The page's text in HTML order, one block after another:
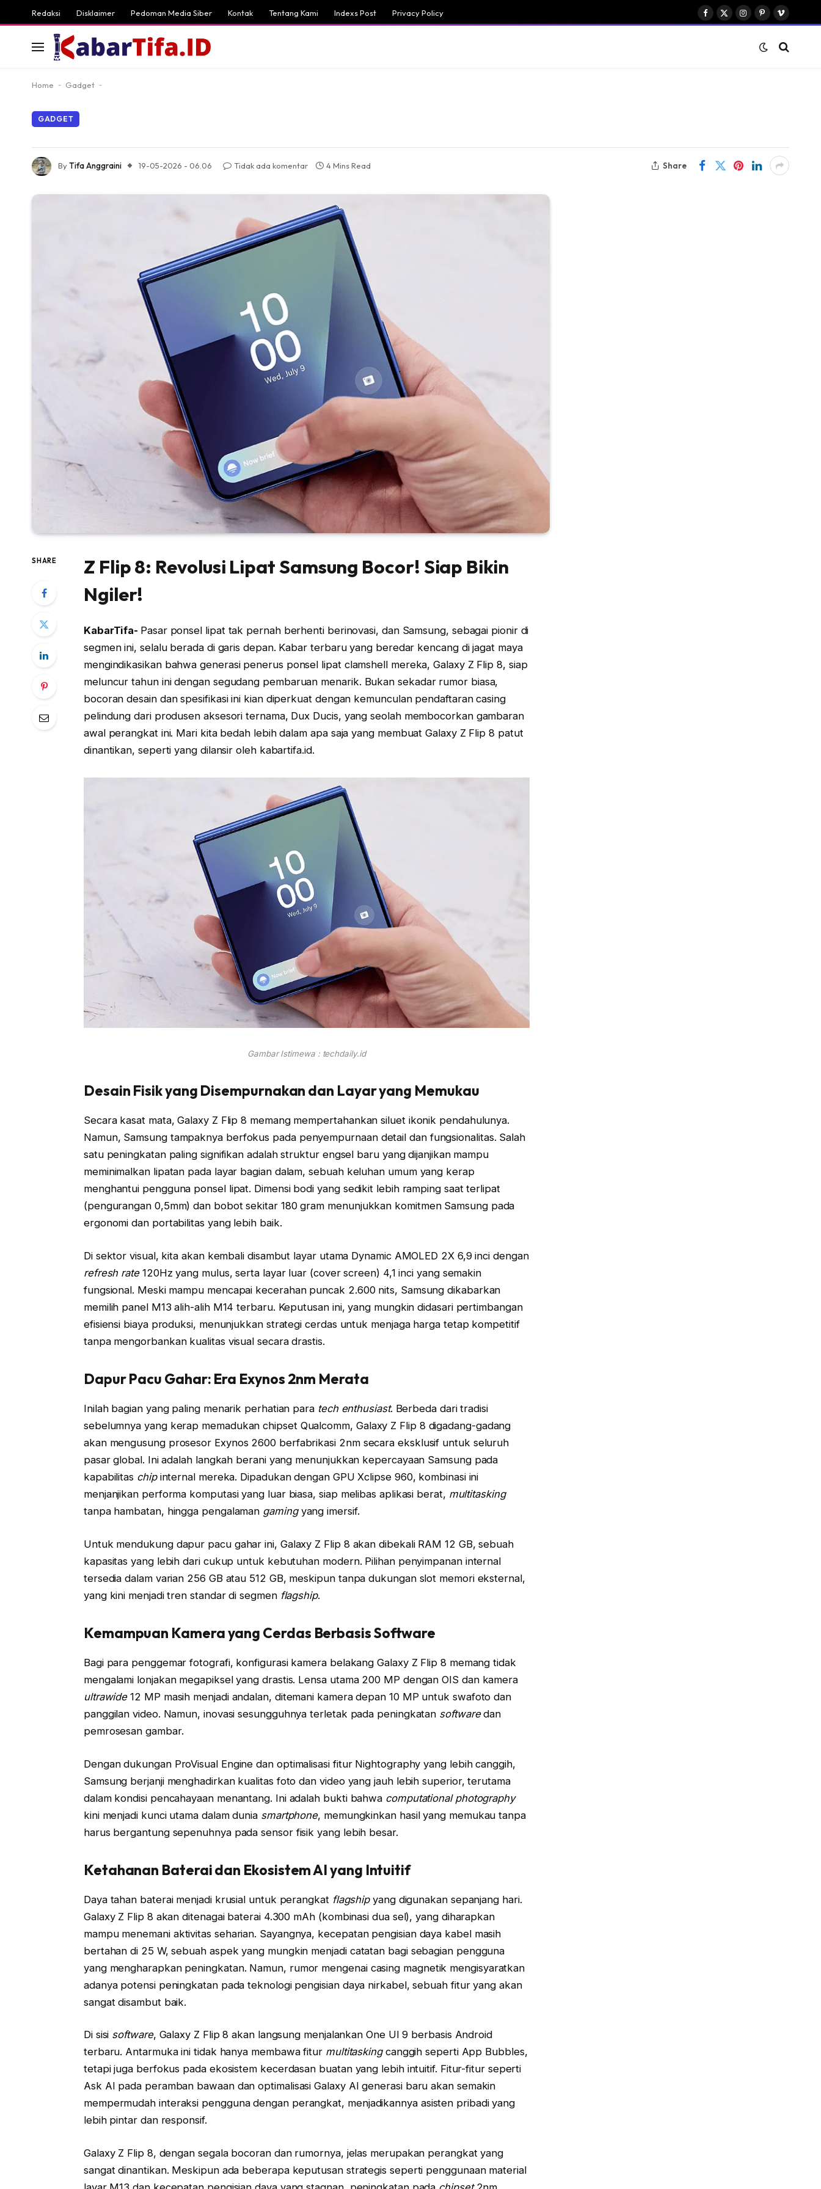
Redaksi Disklaimer Pedoman Media Siber Kontak Tentang Kami Indexs Post Privacy Policy
Facebook
X
Instagram
PinterestVimeo
Home - Gadget -
GADGET
ByTifa Anggraini 19-05-2026 - 06.06 Tidak ada komentar 4 Mins Read Share
SHARE
Z Flip 8: Revolusi Lipat Samsung Bocor! Siap Bikin
Ngiler!
KabarTifa- Pasar ponsel lipat tak pernah berhenti berinovasi, dan Samsung, sebagai pionir di
segmen ini, selalu berada di garis depan. Kabar terbaru yang beredar kencang di jagat maya
mengindikasikan bahwa generasi penerus ponsel lipat clamshell mereka, Galaxy Z Flip 8, siap
meluncur tahun ini dengan segudang pembaruan menarik. Bukan sekadar rumor biasa,
bocoran desain dan spesifikasi ini kian diperkuat dengan kemunculan pendaftaran casing
pelindung dari produsen aksesori ternama, Dux Ducis, yang seolah membocorkan gambaran
awal perangkat ini. Mari kita bedah lebih dalam apa saja yang membuat Galaxy Z Flip 8 patut
dinantikan, seperti yang dilansir oleh kabartifa.id.
Gambar Istimewa : techdaily.id
Desain Fisik yang Disempurnakan dan Layar yang Memukau
Secara kasat mata, Galaxy Z Flip 8 memang mempertahankan siluet ikonik pendahulunya.
Namun, Samsung tampaknya berfokus pada penyempurnaan detail dan fungsionalitas. Salah
satu peningkatan paling signifikan adalah struktur engsel baru yang dijanjikan mampu
meminimalkan lipatan pada layar bagian dalam, sebuah keluhan umum yang kerap
menghantui pengguna ponsel lipat. Dimensi bodi yang sedikit lebih ramping saat terlipat
(pengurangan 0,5mm) dan bobot sekitar 180 gram menunjukkan komitmen Samsung pada
ergonomi dan portabilitas yang lebih baik.
Di sektor visual, kita akan kembali disambut layar utama Dynamic AMOLED 2X 6,9 inci dengan
refresh rate120Hz yang mulus, serta layar luar (cover screen) 4,1 inci yang semakin
fungsional. Meski mampu mencapai kecerahan puncak 2.600 nits, Samsung dikabarkan
memilih panel M13 alih-alih M14 terbaru. Keputusan ini, yang mungkin didasari pertimbangan
efisiensi biaya produksi, menunjukkan strategi cerdas untuk menjaga harga tetap kompetitif
tanpa mengorbankan kualitas visual secara drastis.
Dapur Pacu Gahar: Era Exynos 2nm Merata
Inilah bagian yang paling menarik perhatian para tech enthusiast. Berbeda dari tradisi
sebelumnya yang kerap memadukan chipset Qualcomm, Galaxy Z Flip 8 digadang-gadang
akan mengusung prosesor Exynos 2600 berfabrikasi 2nm secara eksklusif untuk seluruh
pasar global. Ini adalah langkah berani yang menunjukkan kepercayaan Samsung pada
kapabilitas chipinternal mereka. Dipadukan dengan GPU Xclipse 960, kombinasi ini
menjanjikan performa komputasi yang luar biasa, siap melibas aplikasi berat, multitasking
tanpa hambatan, hingga pengalaman gamingyang imersif.
Untuk mendukung dapur pacu gahar ini, Galaxy Z Flip 8 akan dibekali RAM 12 GB, sebuah
kapasitas yang lebih dari cukup untuk kebutuhan modern. Pilihan penyimpanan internal
tersedia dalam varian 256 GB atau 512 GB, meskipun tanpa dukungan slot memori eksternal,
yang kini menjadi tren standar di segmen flagship.
Kemampuan Kamera yang Cerdas Berbasis Software
Bagi para penggemar fotografi, konfigurasi kamera belakang Galaxy Z Flip 8 memang tidak
mengalami lonjakan megapiksel yang drastis. Lensa utama 200 MP dengan OIS dan kamera
ultrawide12 MP masih menjadi andalan, ditemani kamera depan 10 MP untuk swafoto dan
panggilan video. Namun, inovasi sesungguhnya terletak pada peningkatan softwaredan
pemrosesan gambar.
Dengan dukungan ProVisual Engine dan optimalisasi fitur Nightography yang lebih canggih,
Samsung berjanji menghadirkan kualitas foto dan video yang jauh lebih superior, terutama
dalam kondisi pencahayaan menantang. Ini adalah bukti bahwa computational photography
kini menjadi kunci utama dalam dunia smartphone, memungkinkan hasil yang memukau tanpa
harus bergantung sepenuhnya pada sensor fisik yang lebih besar.
Ketahanan Baterai dan Ekosistem AI yang Intuitif
Daya tahan baterai menjadi krusial untuk perangkat flagshipyang digunakan sepanjang hari.
Galaxy Z Flip 8 akan ditenagai baterai 4.300 mAh (kombinasi dua sel), yang diharapkan
mampu menemani aktivitas seharian. Sayangnya, kecepatan pengisian daya kabel masih
bertahan di 25 W, sebuah aspek yang mungkin menjadi catatan bagi sebagian pengguna
yang mengharapkan peningkatan. Namun, rumor mengenai casing magnetik mengisyaratkan
adanya potensi peningkatan pada teknologi pengisian daya nirkabel, sebuah fitur yang akan
sangat disambut baik.
Di sisi software, Galaxy Z Flip 8 akan langsung menjalankan One UI 9 berbasis Android
terbaru. Antarmuka ini tidak hanya membawa fitur multitaskingcanggih seperti App Bubbles,
tetapi juga berfokus pada ekosistem kecerdasan buatan yang lebih intuitif. Fitur-fitur seperti
Ask AI pada peramban bawaan dan optimalisasi Galaxy AI generasi baru akan semakin
mempermudah interaksi pengguna dengan perangkat, menjadikannya asisten pribadi yang
lebih pintar dan responsif.
Galaxy Z Flip 8, dengan segala bocoran dan rumornya, jelas merupakan perangkat yang
sangat dinantikan. Meskipun ada beberapa keputusan strategis seperti penggunaan material